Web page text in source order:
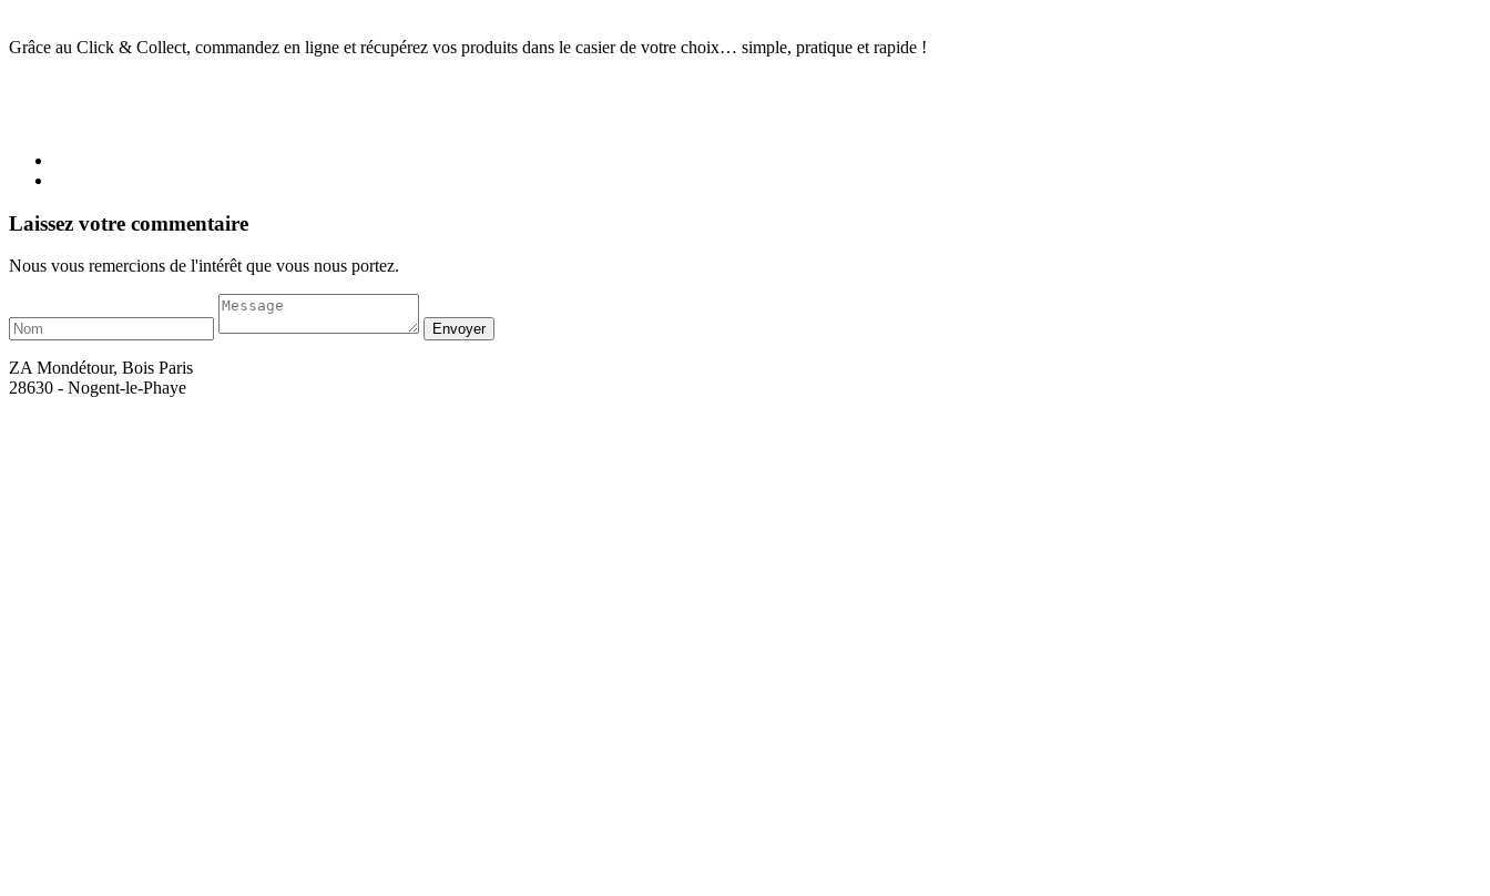
Grâce au Click & Collect, commandez en ligne et récupérez vos produits dans le casier de votre choix… simple, pratique et rapide !
Laissez votre commentaire
Nous vous remercions de l'intérêt que vous nous portez.
ZA Mondétour, Bois Paris
28630 - Nogent-le-Phaye